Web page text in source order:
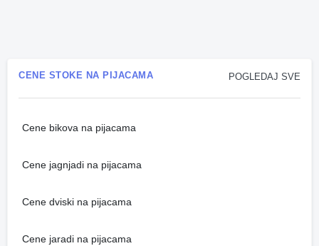
POGLEDAJ SVE
CENE STOKE NA PIJACAMA
Cene bikova na pijacama
Cene jagnjadi na pijacama
Cene dviski na pijacama
Cene jaradi na pijacama